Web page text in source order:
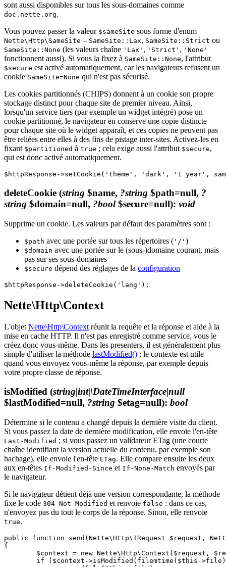
sont aussi disponibles sur tous les sous-domaines comme
doc.nette.org.
Vous pouvez passer la valeur $sameSite sous forme d'enum
Nette\Http\SameSite – SameSite::Lax, SameSite::Strict ou
SameSite::None (les valeurs chaîne 'Lax' , 'Strict' , 'None'
fonctionnent aussi). Si vous la fixez à SameSite::None, l'attribut
$secure est activé automatiquement, car les navigateurs refusent un
cookie SameSite=None qui n'est pas sécurisé.
Les cookies partitionnés (CHIPS) donnent à un cookie son propre
stockage distinct pour chaque site de premier niveau. Ainsi,
lorsqu'un service tiers (par exemple un widget intégré) pose un
cookie partitionné, le navigateur en conserve une copie distincte
pour chaque site où le widget apparaît, et ces copies ne peuvent pas
être reliées entre elles à des fins de pistage inter-sites. Activez-les en
fixant $partitioned à true ; cela exige aussi l'attribut $secure,
qui est donc activé automatiquement.
deleteCookie (string $name, ?string $path=null, ?
string $domain=null, ?bool$secure=null): void
Supprime un cookie. Les valeurs par défaut des paramètres sont :
$path avec une portée sur tous les répertoires ( '/' )
$domain avec une portée sur le (sous-)domaine courant, mais
pas sur ses sous-domaines
$secure dépend des réglages de la configuration
Nette\Http\Context
L'objet Nette\Http\Context réunit la requête et la réponse et aide à la
mise en cache HTTP. Il n'est pas enregistré comme service, vous le
créez donc vous-même. Dans les presenters, il est généralement plus
simple d'utiliser la méthode lastModified() ; le contexte est utile
quand vous envoyez vous-même la réponse, par exemple depuis
votre propre classe de réponse.
isModified (string|int|\DateTimeInterface|null
$lastModified=null, ?string $etag=null): bool
Détermine si le contenu a changé depuis la dernière visite du client.
Si vous passez la date de dernière modification, elle envoie l'en-tête
Last-Modified ; si vous passez un validateur ETag (une courte
chaîne identifiant la version actuelle du contenu, par exemple son
hachage), elle envoie l'en-tête ETag. Elle compare ensuite les deux
aux en-têtes If-Modified-Since et If-None-Match envoyés par
le navigateur.
Si le navigateur détient déjà une version correspondante, la méthode
fixe le code 304 Not Modified et renvoie false : dans ce cas,
n'envoyez pas du tout le corps de la réponse. Sinon, elle renvoie
true.
public function send(Nette\Http\IRequest $request,
{